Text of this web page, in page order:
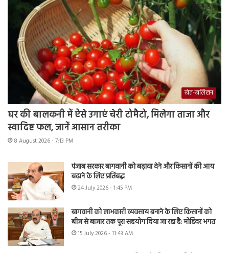
खेत-खलिहान
घर की बालकनी में ऐसे उगाएं चेरी टोमैटो, मिलेगा ताजा और
स्वादिष्ट फल, जानें आसान तरीका
8 August 2026 - 7:13 PM
पंजाब सरकार बागवानी को बढ़ावा देने और किसानों की आय
बढ़ाने के लिए प्रतिबद्ध
24 July 2026 - 1:45 PM
बागवानी को लाभकारी व्यवसाय बनाने के लिए किसानों को
बीज से बाजार तक पूरा सहयोग दिया जा रहा है: मोहिंदर भगत
15 July 2026 - 11:43 AM